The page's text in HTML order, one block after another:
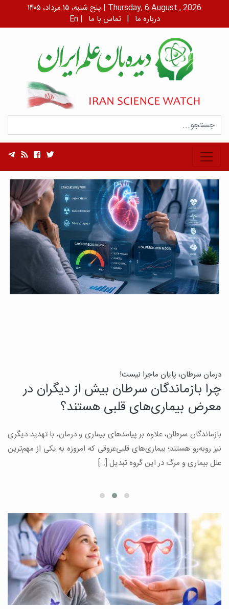
پنج شنبه، ۱۵ مرداد، ۱۴۰۵ | Thursday, 6 August , 2026
En | درباره ما | تماس با ما
درمان سرطان، پایان ماجرا نیست!
چرا بازماندگان سرطان بیش از دیگران در
معرض بیماری‌های قلبی هستند؟
بازماندگان سرطان، علاوه بر پیامدهای بیماری و درمان، با تهدید دیگری
نیز روبه‌رو هستند؛ بیماری‌های قلبی‌عروقی که امروزه به یکی از مهم‌ترین
علل بیماری و مرگ در این گروه تبدیل […]